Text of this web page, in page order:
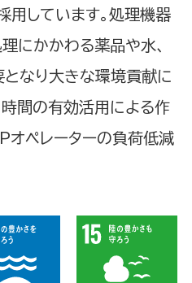
用しています。処理機器
にかかわる薬品や水、
となり大きな環境貢献に
時間の有効活用による作
オペレーターの負荷低減